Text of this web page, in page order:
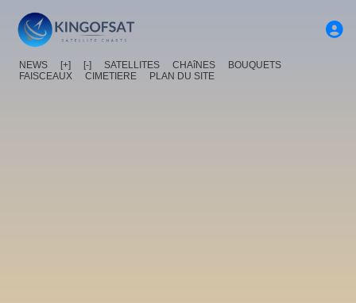
NEWS [+] [-] SATELLITES CHAîNES
BOUQUETS
FAISCEAUX
CIMETIERE PLAN DU SITE